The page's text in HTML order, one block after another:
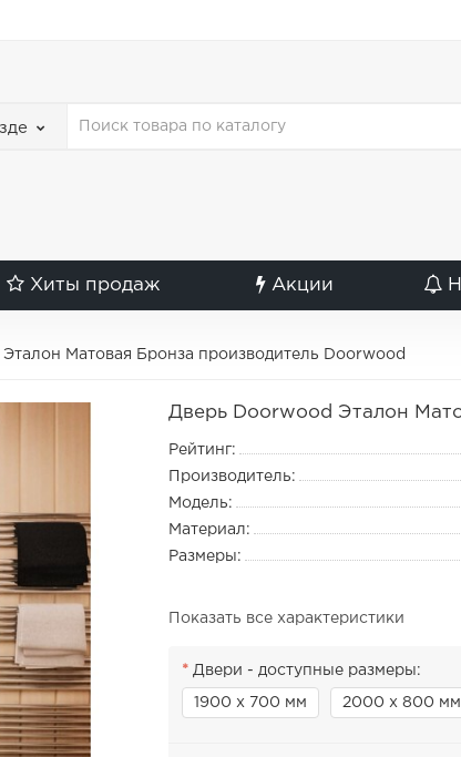
Хиты продаж Акции
Матовая Бронза производитель Doorwood
Дверь Doorwood Эталон
Рейтинг:
Производитель:
Модель:
Материал:
Размеры:
Показать все характеристики
Двери - доступные размеры:
1900 х 700 мм 2000 х 800 мм